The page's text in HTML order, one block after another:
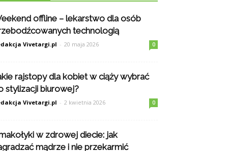
offline – lekarstwo dla osób
technologią
Vivetargi.pl - 20 maja 2026 0
rajstopy dla kobiet w ciąży wybrać
stylizacji biurowej?
Vivetargi.pl - 2 kwietnia 2026 0
w zdrowej diecie: jak
mądrze i nie przekarmić